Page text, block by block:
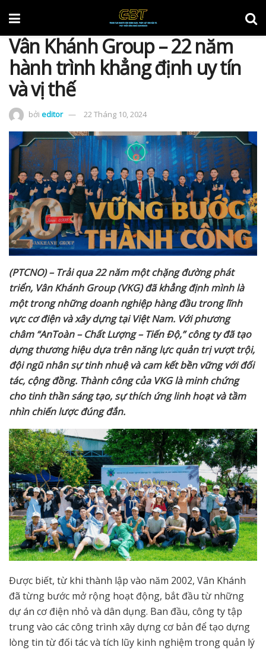
Vân Khánh Group – 22 năm
hành trình khẳng định uy tín
và vị thế
bởi editor 22 Tháng 10, 2024
(PTCNO) – Trảiqua22 năm mộtchặng đườngphát
triển, Vân Khánh Group (VKG) đã khẳng định mình là
một trong những doanh nghiệp hàng đầu trong lĩnh
vực cơ điện và xây dựng tại Việt Nam. Với phương
châm “AnToàn – Chất Lượng – Tiến Độ,” công ty đã tạo
dựng thương hiệu dựa trên năng lực quản trị vượt trội,
đội ngũ nhân sự tinh nhuệ và cam kết bền vững với đối
tác, cộng đồng. Thành công của VKG là minh chứng
cho tinh thần sáng tạo, sự thích ứng linh hoạt và tầm
nhìn chiến lược đúng đắn.
Được biết, từ khi thành lập vào năm 2002, Vân Khánh
đã từng bước mở rộng hoạt động, bắt đầu từ những
dự án cơ điện nhỏ và dân dụng. Ban đầu, công ty tập
trung vào các công trình xây dựng cơ bản để tạo dựng
lòng tin từ đối tác và tích lũy kinh nghiệm trong quản lý